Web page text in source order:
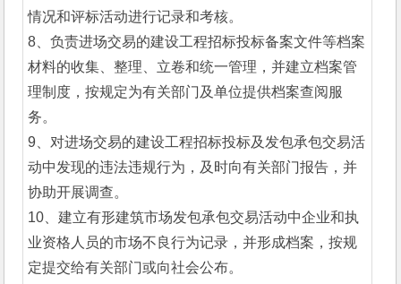
情况和评标活动进行记录和考核。
8、负责进场交易的建设工程招标投标备案文件等档案
材料的收集、整理、立卷和统一管理，并建立档案管
理制度，按规定为有关部门及单位提供档案查阅服
务。
9、对进场交易的建设工程招标投标及发包承包交易活
动中发现的违法违规行为，及时向有关部门报告，并
协助开展调查。
10、建立有形建筑市场发包承包交易活动中企业和执
业资格人员的市场不良行为记录，并形成档案，按规
定提交给有关部门或向社会公布。